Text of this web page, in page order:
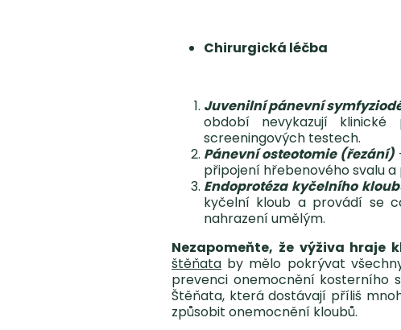
Chirurgická léčba
Juvenilní pánevní
období nevykazují
screeningových testech.
Pánevní osteotomie (řezání)
připojení hřebenového svalu
Endoprotéza kyčelního
kyčelní kloub a provádí se
nahrazení umělým.
Nezapomeňte, že výživa
štěňata by mělo pokrývat
prevenci onemocnění kosterního
Štěňata, která dostávají příliš
způsobit onemocnění kloubů.